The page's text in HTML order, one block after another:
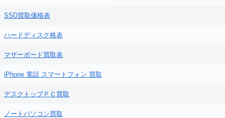
SSD買取価格表
ハードディスク格表
マザーボード買取表
iPhone 電話 スマートフォン 買取
デスクトップＰＣ買取
ノートパソコン買取